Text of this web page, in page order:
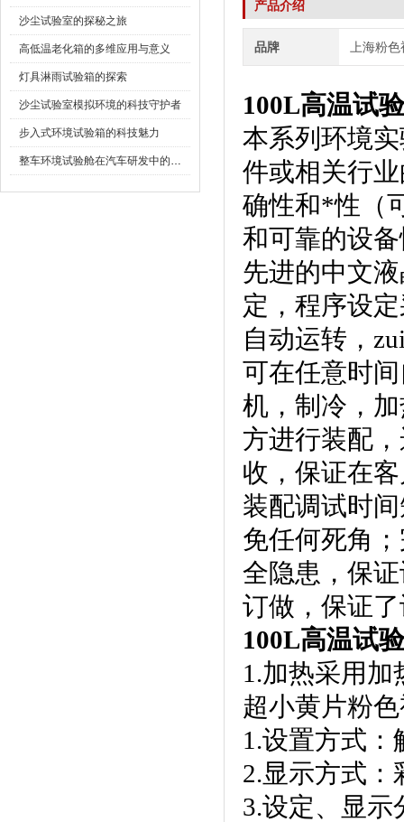
沙尘试验室的探秘之旅
高低温老化箱的多维应用与意义
灯具淋雨试验箱的探索
沙尘试验室模拟环境的科技守护者
步入式环境试验箱的科技魅力
整车环境试验舱在汽车研发中的作用
产品介绍
品牌 上海粉
100L高温试
本系列环境实
件或相关行业
确性和*性（
和可靠的设备
先进的中文液
定，程序设
自动运转
可在任意时间自
机，制冷
方进行装配
收，保证在客
装配调试时间短
免任何死角
全隐患
订做，保证了
100L高温试
1.加热采用加热
超小黄片粉
1.设置方式
2.显示方式
3.设定、